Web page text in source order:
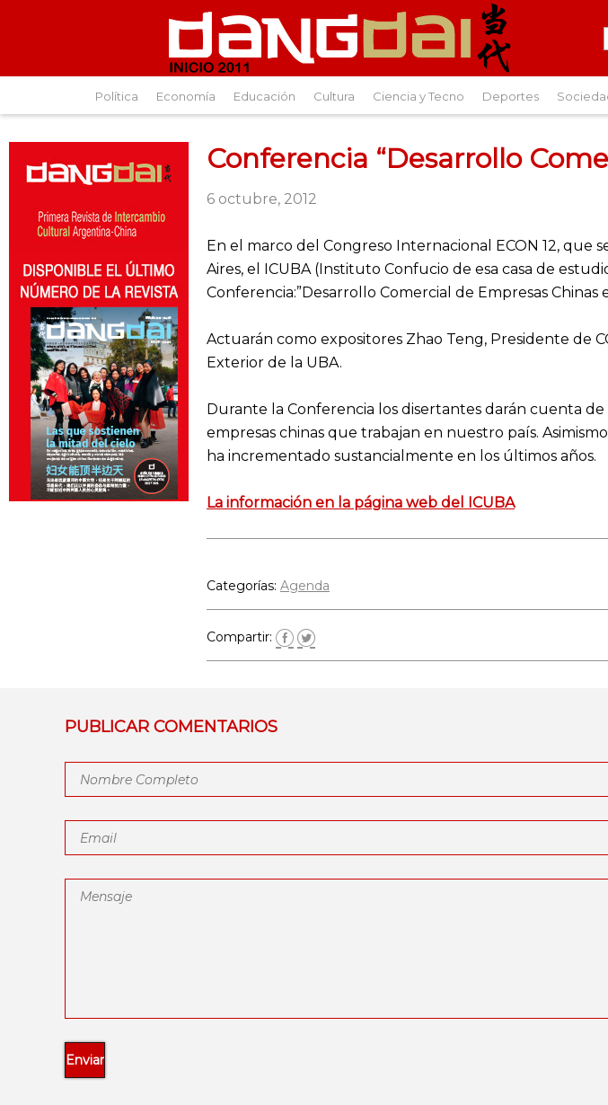
Política Economía Educación Cultura Ciencia y Tecno Deportes
Conferencia “Desarrollo
6 octubre, 2012
En el marco del Congreso Internacional ECON 12, que
Aires, el ICUBA (Instituto Confucio de esa casa de
Conferencia:”Desarrollo Comercial de Empresas
Actuarán como expositores Zhao Teng, Presidente de
Exterior de la UBA.
Durante la Conferencia los disertantes darán cuenta
empresas chinas que trabajan en nuestro país.
ha incrementado sustancialmente en los últimos años.
La información en la página web del ICUBA
Categorías: Agenda
Compartir:
PUBLICAR COMENTARIOS